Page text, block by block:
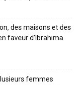
des maisons et des
faveur d’Ibrahima
femmes